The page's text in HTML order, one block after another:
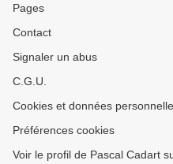
Pages
Contact
Signaler un abus
C.G.U.
Cookies et données
Préférences cookies
Voir le profil de Pascal Cadart